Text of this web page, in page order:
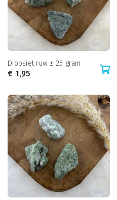
Diopsiet ruw ± 25 gram
€ 1,95